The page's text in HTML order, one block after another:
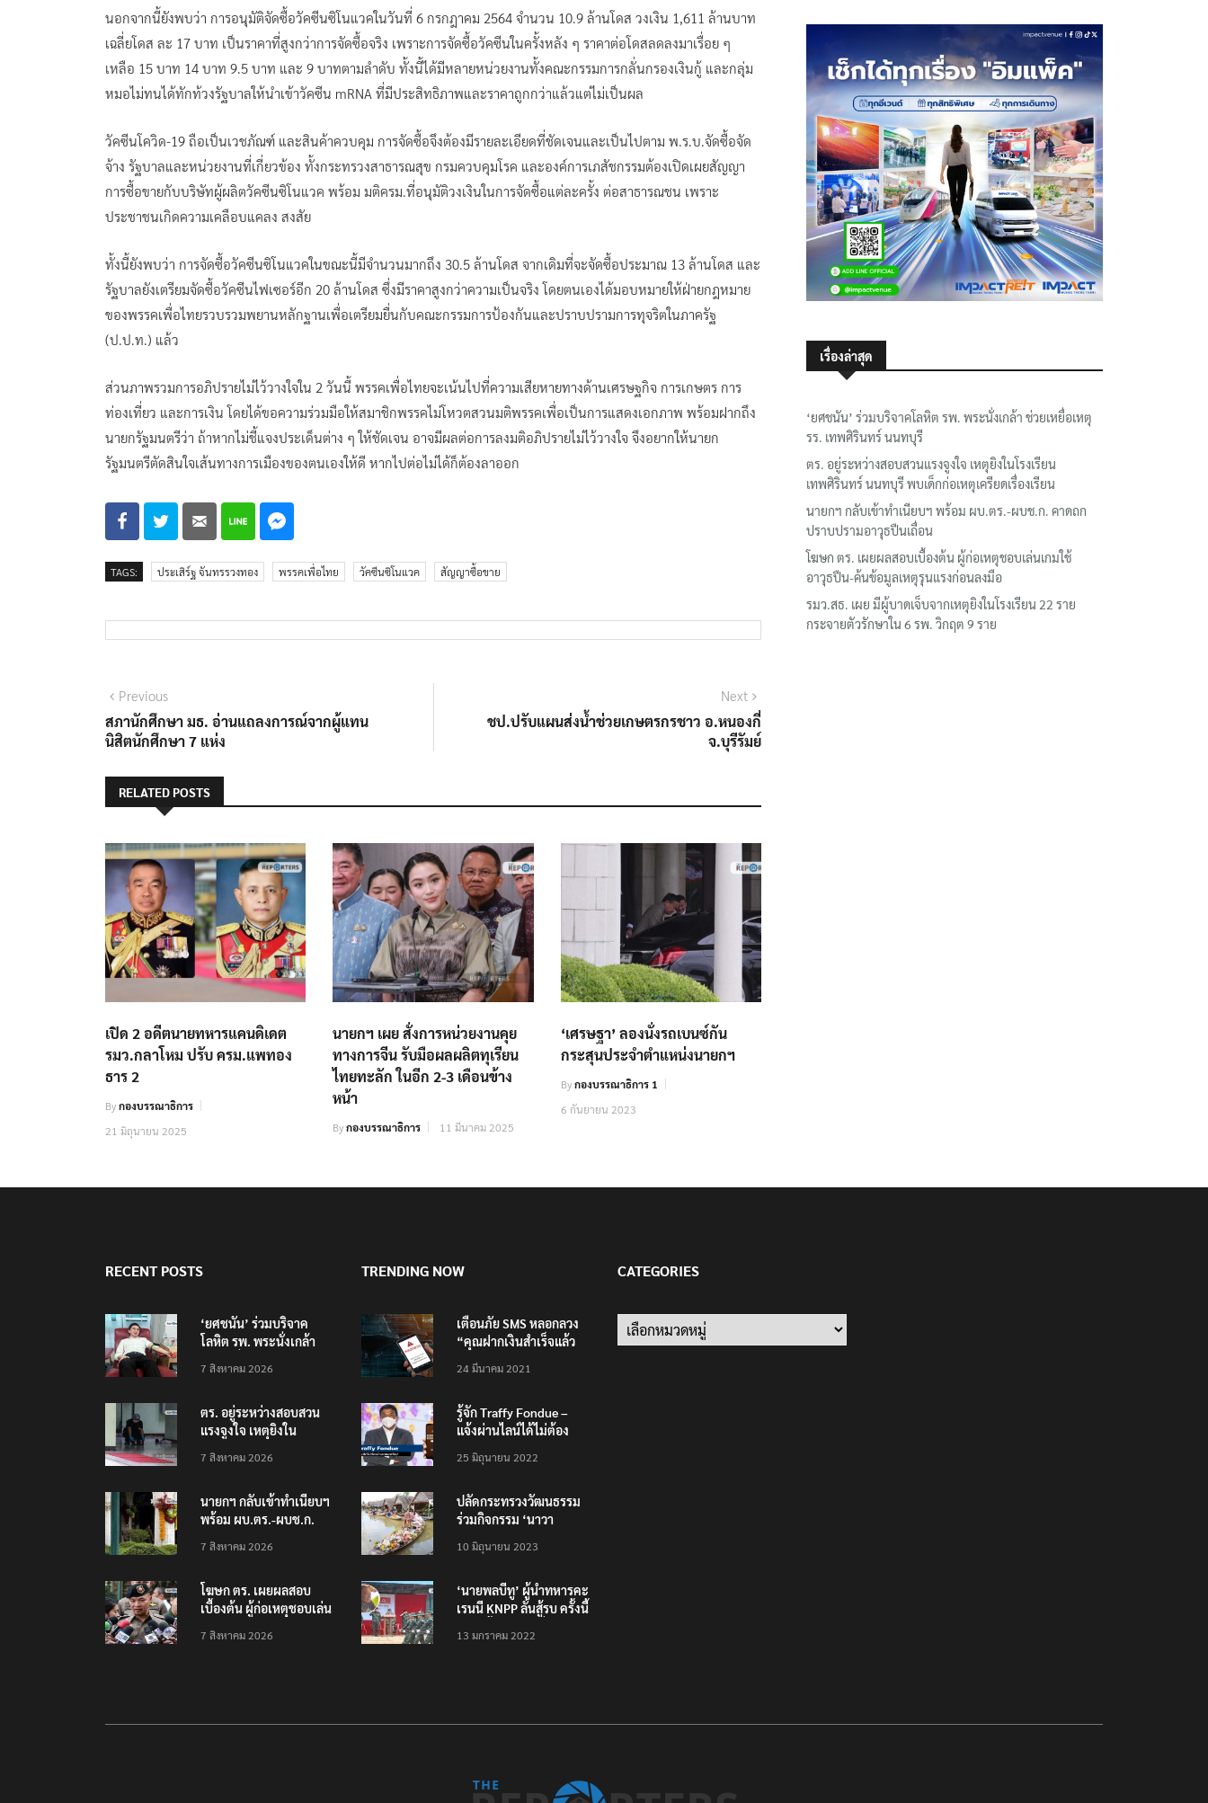
นอกจากนี้ยังพบว่า การอนุมัติจัดซื้อวัคซีนซิโนแวคในวันที่ 6 กรกฎาคม 2564 จำนวน 10.9 ล้านโดส วงเงิน 1,611 ล้านบาท
เฉลี่ยโดส ละ 17 บาท เป็นราคาที่สูงกว่าการจัดซื้อจริง เพราะการจัดซื้อวัคซีนในครั้งหลัง ๆ ราคาต่อโดสลดลงมาเรื่อย ๆ
เหลือ 15 บาท 14 บาท 9.5 บาท และ 9 บาทตามลำดับ ทั้งนี้ได้มีหลายหน่วยงานทั้งคณะกรรมการกลั่นกรองเงินกู้ และกลุ่ม
หมอไม่ทนได้ทักท้วงรัฐบาลให้นำเข้าวัคซีน mRNA ที่มีประสิทธิภาพและราคาถูกกว่าแล้วแต่ไม่เป็นผล
วัคซีนโควิด-19 ถือเป็นเวชภัณฑ์ และสินค้าควบคุม การจัดซื้อจึงต้องมีรายละเอียดที่ชัดเจนและเป็นไปตาม พ.ร.บ.จัดซื้อจัด
จ้าง รัฐบาลและหน่วยงานที่เกี่ยวข้อง ทั้งกระทรวงสาธารณสุข กรมควบคุมโรค และองค์การเภสัชกรรมต้องเปิดเผยสัญญา
การซื้อขายกับบริษัทผู้ผลิตวัคซีนซิโนแวค พร้อม มติครม.ที่อนุมัติวงเงินในการจัดซื้อแต่ละครั้ง ต่อสาธารณชน เพราะ
ประชาชนเกิดความเคลือบแคลง สงสัย
ทั้งนี้ยังพบว่า การจัดซื้อวัคซีนซิโนแวคในขณะนี้มีจำนวนมากถึง 30.5 ล้านโดส จากเดิมที่จะจัดซื้อประมาณ 13 ล้านโดส และ
รัฐบาลยังเตรียมจัดซื้อวัคซีนไฟเซอร์อีก 20 ล้านโดส ซึ่งมีราคาสูงกว่าความเป็นจริง โดยตนเองได้มอบหมายให้ฝ่ายกฎหมาย
ของพรรคเพื่อไทยรวบรวมพยานหลักฐานเพื่อเตรียมยื่นกับคณะกรรมการป้องกันและปราบปรามการทุจริตในภาครัฐ
(ป.ป.ท.) แล้ว
ส่วนภาพรวมการอภิปรายไม่ไว้วางใจใน 2 วันนี้ พรรคเพื่อไทยจะเน้นไปที่ความเสียหายทางด้านเศรษฐกิจ การเกษตร การ
ท่องเที่ยว และการเงิน โดยได้ขอความร่วมมือให้สมาชิกพรรคไม่โหวตสวนมติพรรคเพื่อเป็นการแสดงเอกภาพ พร้อมฝากถึง
นายกรัฐมนตรีว่า ถ้าหากไม่ชี้แจงประเด็นต่าง ๆ ให้ชัดเจน อาจมีผลต่อการลงมติอภิปรายไม่ไว้วางใจ จึงอยากให้นายก
รัฐมนตรีตัดสินใจเส้นทางการเมืองของตนเองให้ดี หากไปต่อไม่ได้ก็ต้องลาออก
TAGS: ประเสิร์ฐ จันทรรวงทอง พรรคเพื่อไทย วัคซีนซิโนแวค สัญญาซื้อขาย
แนะแนว
เรื่อง
PreviousPrevious
post:
สภานักศึกษา มธ. อ่านแถลงการณ์จากผู้แทน
นิสิตนักศึกษา 7 แห่ง
Next
ชป.ปรับแผนส่งน้ำช่วยเกษตรกรชาว อ.หนองกี่
จ.บุรีรัมย์
RELATED POSTS
เปิด 2 อดีตนายทหารแคนดิเดต
รมว.กลาโหม ปรับ ครม.แพทอง
ธาร 2
Byกองบรรณาธิการ
21 มิถุนายน 2025
นายกฯ เผย สั่งการหน่วยงานคุย
ทางการจีน รับมือผลผลิตทุเรียน
ไทยทะลัก ในอีก 2-3 เดือนข้าง
หน้า
Byกองบรรณาธิการ 11 มีนาคม 2025
‘เศรษฐา’ ลองนั่งรถเบนซ์กัน
กระสุนประจำตำแหน่งนายกฯ
Byกองบรรณาธิการ 1
6 กันยายน 2023
เรื่องล่าสุด
‘ยศชนัน’ ร่วมบริจาคโลหิต รพ. พระนั่งเกล้า ช่วยเหยื่อเหตุ
รร. เทพศิรินทร์ นนทบุรี
ตร. อยู่ระหว่างสอบสวนแรงจูงใจ เหตุยิงในโรงเรียน
เทพศิรินทร์ นนทบุรี พบเด็กก่อเหตุเครียดเรื่องเรียน
นายกฯ กลับเข้าทำเนียบฯ พร้อม ผบ.ตร.-ผบช.ก. คาดถก
ปราบปรามอาวุธปืนเถื่อน
โฆษก ตร. เผยผลสอบเบื้องต้น ผู้ก่อเหตุชอบเล่นเกมใช้
อาวุธปืน-ค้นข้อมูลเหตุรุนแรงก่อนลงมือ
รมว.สธ. เผย มีผู้บาดเจ็บจากเหตุยิงในโรงเรียน 22 ราย
กระจายตัวรักษาใน 6 รพ. วิกฤต 9 ราย
RECENT POSTS
‘ยศชนัน’ ร่วมบริจาค
โลหิต รพ. พระนั่งเกล้า
เทพศิรินทร์ นนทบุรี
7 สิงหาคม 2026
ตร. อยู่ระหว่างสอบสวน
แรงจูงใจ เหตุยิงใน
นนทบุรี พบเด็กก่อเหตุ
7 สิงหาคม 2026
นายกฯ กลับเข้าทำเนียบฯ
พร้อม ผบ.ตร.-ผบช.ก.
ปืนเถื่อน
7 สิงหาคม 2026
โฆษก ตร. เผยผลสอบ
เบื้องต้น ผู้ก่อเหตุชอบเล่น
เหตุรุนแรงก่อนลงมือ
7 สิงหาคม 2026
TRENDING NOW
เตือนภัย SMS หลอกลวง
“คุณฝากเงินสำเร็จแล้ว
200,000 บาท”
24 มีนาคม 2021
รู้จัก Traffy Fondue –
แจ้งผ่านไลน์ได้ไม่ต้อง
ทั่วไทย ไม่ใช่แค่ในกรุง
25 มิถุนายน 2022
ปลัดกระทรวงวัฒนธรรม
ร่วมกิจกรรม ‘นาวา
ตักบาตรทางน้ำ
10 มิถุนายน 2023
‘นายพลบีทู’ ผู้นำทหารคะ
เรนนี KNPP ลั่นสู้รบ ครั้งนี้
ประชาชนต้องชนะ
13 มกราคม 2022
CATEGORIES
Categories